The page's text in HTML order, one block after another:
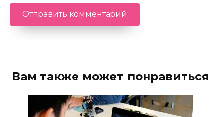
Вам также может понравиться